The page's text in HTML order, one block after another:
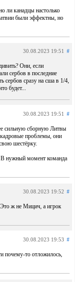
ли канадцы настолько
были эффектны, но
30.08.2023 19:51 #
Они, если
сербов в последние
сербов сразу на сша в 1/4,
будет...
30.08.2023 19:51 #
сильную сборную Литвы
проблемы, они
шестёрку.
В нужный момент команда
30.08.2023 19:52 #
ж не Мицич, а игрок
30.08.2023 19:53 #
почему-то отложилось,